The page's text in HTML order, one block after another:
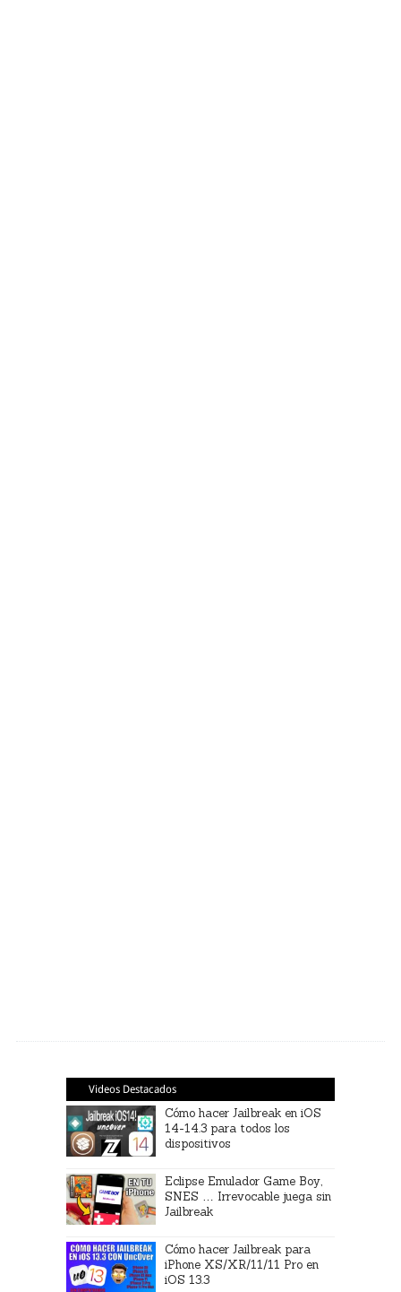
Videos Destacados
Cómo hacer Jailbreak en iOS
14-14.3 para todos los
dispositivos
Eclipse Emulador Game Boy,
SNES … Irrevocable juega sin
Jailbreak
Cómo hacer Jailbreak para
iPhone XS/XR/11/11 Pro en
iOS 13.3